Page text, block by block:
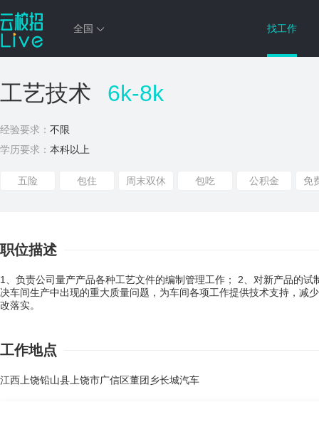
全国 找工作
工艺技术 6k-8k
经验要求： 不限
学历要求： 本科以上
五险 包住 周末双休 包吃 公积金 免
职位描述
1、负责公司量产产品各种工艺文件的编制管理工作； 2、对新产品的
决车间生产中出现的重大质量问题，为车间各项工作提供技术支持，减
改落实。
工作地点
江西上饶铅山县上饶市广信区董团乡长城汽车